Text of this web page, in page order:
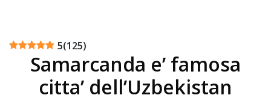
5(125)
Samarcanda e’ famosa
citta’ dell’Uzbekistan